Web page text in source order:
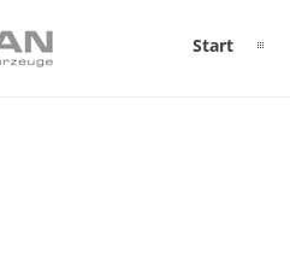
Start